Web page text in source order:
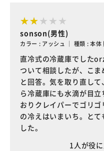
sonson(男性)
カラー : アッシュ ｜ 種類 : 本体
直冷式の冷蔵庫でした
ついて相談したが、こま
と回答。気を取り直し
ら冷蔵庫にも水滴が目
おりクレイパーでゴリ
の冷えはいまいち。と
した。
1人が役